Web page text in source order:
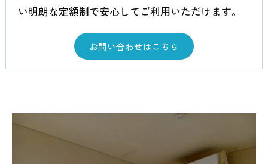
い明朗な定額制で安心してご利用いただけます。
お問い合わせはこちら